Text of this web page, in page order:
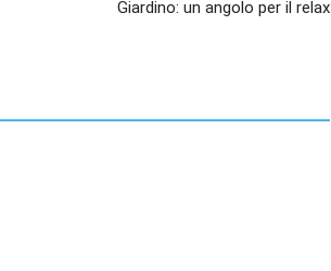
Giardino: un angolo per il relax